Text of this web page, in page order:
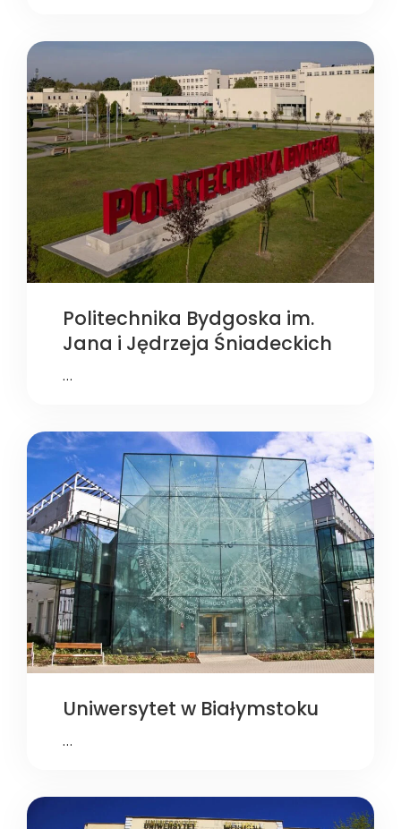
Politechnika Bydgoska im.
Jana i Jędrzeja Śniadeckich
…
Uniwersytet w Białymstoku
…